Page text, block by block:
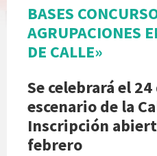
BASES
AGRUPACIONES
DE CALLE»
Se celebrará el
escenario de la
Inscripción
febrero